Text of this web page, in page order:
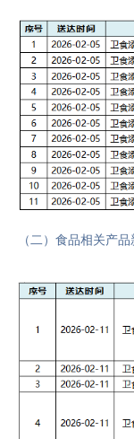
（二）食品相关产